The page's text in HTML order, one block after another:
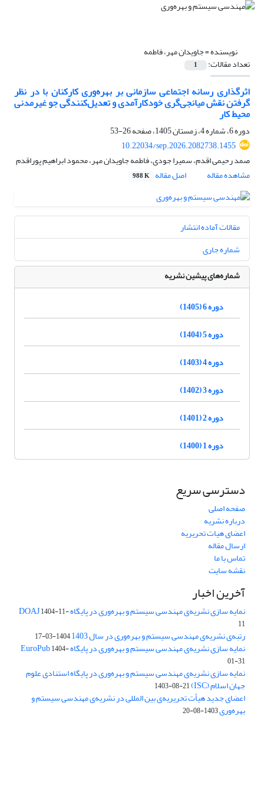
نویسنده =جاویدان مهر، فاطمه
تعداد مقالات: 1
اثرگذاری رسانه اجتماعی سازمانی بر بهره‌وری کارکنان با در نظر
گرفتن نقش میانجی‌گری خودکارآمدی و تعدیل‌کنندگی جو غیرمدنی
محیط کار
دوره 6، شماره 4، زمستان 1405، صفحه
26-53
10.22034/sep.2026.2082738.1455
صمد رحیمی اقدم، سمیرا جودی، فاطمه جاویدان مهر، محمود ابراهیم پوراقدم
مشاهده مقاله
اصل مقاله 988 K
مقالات آماده انتشار
شماره جاری
شماره‌های پیشین نشریه
دوره 6 (1405)
دوره 5 (1404)
دوره 4 (1403)
دوره 3 (1402)
دوره 2 (1401)
دوره 1 (1400)
دسترسی سریع
صفحه اصلی
درباره نشریه
اعضای هیات تحریریه
ارسال مقاله
تماس با ما
نقشه سایت
آخرین اخبار
نمایه سازی نشریه‌ی مهندسی سیستم و بهره‌وری در پایگاه DOAJ1404-11-
11
رتبه‌ی نشریه‌ی مهندسی سیستم و بهره‌وری در سال 1403 1404-03-17
نمایه سازی نشریه‌ی مهندسی سیستم و بهره‌وری در پایگاه EuroPub1404-
01-31
نمایه سازی نشریه‌ی مهندسی سیستم و بهره‌وری در پایگاه استنادی علوم
جهان اسلام (ISC) 1403-08-21
اعضای جدید هیأت تحریریه‌ی بین المللی در نشریه‌ی مهندسی سیستم و
بهره‌وری1403-08-20